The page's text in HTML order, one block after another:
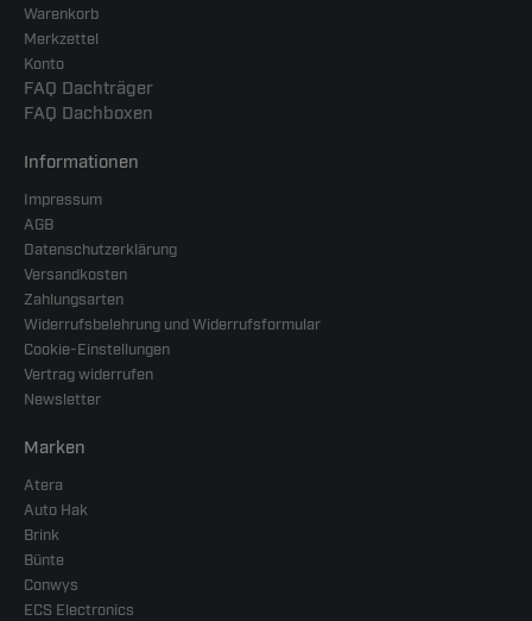
Warenkorb
Merkzettel
Konto
FAQ Dachträger
FAQ Dachboxen
Informationen
Impressum
AGB
Datenschutzerklärung
Versandkosten
Zahlungsarten
Widerrufsbelehrung und Widerrufsformular
Cookie-Einstellungen
Vertrag widerrufen
Newsletter
Marken
Atera
Auto Hak
Brink
Bünte
Conwys
ECS Electronics